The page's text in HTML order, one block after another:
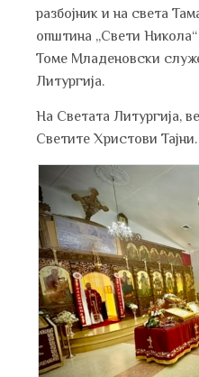
разбојник и на света
општина „Свети Никола“
Томе Младеновски
Литургија.
На Светата Литургија,
Светите Христови Тајни.